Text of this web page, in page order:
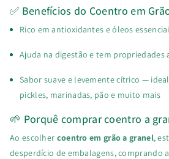
✅ Benefícios do Coentro em
Rico em antioxidantes e óleos
Ajuda na digestão e tem
Sabor suave e levemente cítrico —
pickles, marinadas, pão e muito mais
🌱 Porquê comprar coentro a
Ao escolher coentro em grão a granel,
desperdício de embalagens, comprando